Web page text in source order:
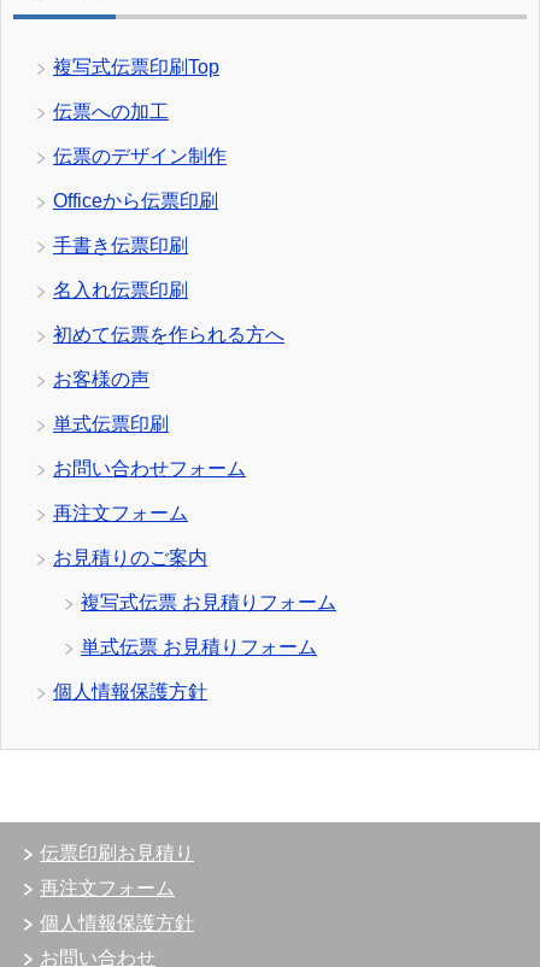
複写式伝票印刷Top
伝票への加工
伝票のデザイン制作
Officeから伝票印刷
手書き伝票印刷
名入れ伝票印刷
初めて伝票を作られる方へ
お客様の声
単式伝票印刷
お問い合わせフォーム
再注文フォーム
お見積りのご案内
複写式伝票 お見積りフォーム
単式伝票 お見積りフォーム
個人情報保護方針
伝票印刷お見積り
再注文フォーム
個人情報保護方針
お問い合わせ